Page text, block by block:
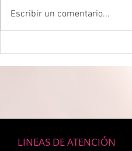
Escribir un comentario...
LINEAS DE ATENCIÓN